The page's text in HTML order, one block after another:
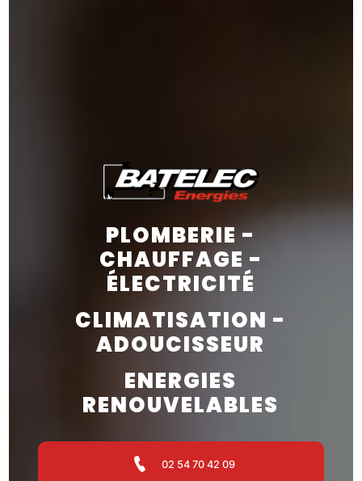
PLOMBERIE -
CHAUFFAGE -
ÉLECTRICITÉ
CLIMATISATION -
ADOUCISSEUR
ENERGIES
RENOUVELABLES
02 54 70 42 09